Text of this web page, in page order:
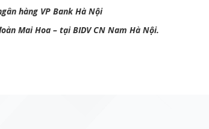
hàng VP Bank Hà Nội
Mai Hoa – tại BIDV CN Nam Hà Nội.